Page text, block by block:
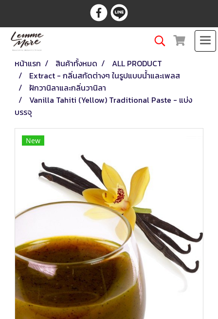
หน้าแรก สินค้าทั้งหมด
ALL PRODUCT
Extract - กลิ่นสกัดต่างๆ ในรูปแบบน้ำและเพลส
ฝักวานิลาและกลิ่นวานิลา
Vanilla Tahiti (Yellow) Traditional Paste - แบ่ง
บรรจุ
New